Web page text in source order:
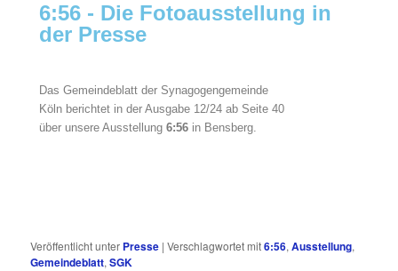
6:56 - Die Fotoausstellung in
der Presse
Das Gemeindeblatt der Synagogengemeinde
Köln berichtet in der Ausgabe 12/24 ab Seite 40
über unsere Ausstellung6:56 in Bensberg.
Veröffentlicht unter Presse |Verschlagwortet mit6:56,Ausstellung,
Gemeindeblatt,SGK